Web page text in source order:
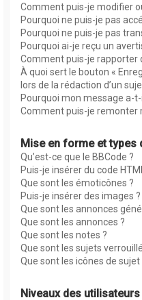
Comment puis-je modifier
Pourquoi ne puis-je pas
Pourquoi ne puis-je pas
Pourquoi ai-je reçu un
Comment puis-je rapporter
À quoi sert le bouton «
lors de la rédaction d’un
Pourquoi mon message a-
Comment puis-je remonter
Mise en forme et types
Qu’est-ce que le BBCode ?
Puis-je insérer du code
Que sont les émoticônes ?
Puis-je insérer des images ?
Que sont les annonces
Que sont les annonces ?
Que sont les notes ?
Que sont les sujets
Que sont les icônes de sujet
Niveaux des